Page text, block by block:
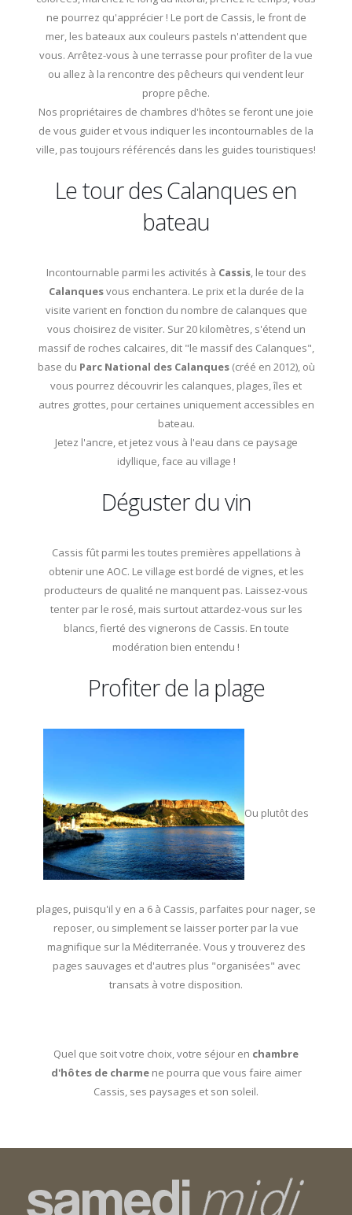
ne pourrez qu'apprécier ! Le port de Cassis, le front de
mer, les bateaux aux couleurs pastels n'attendent que
vous. Arrêtez-vous à une terrasse pour profiter de la vue
ou allez à la rencontre des pêcheurs qui vendent leur
propre pêche.
Nos propriétaires de chambres d'hôtes se feront une joie
de vous guider et vous indiquer les incontournables de la
ville, pas toujours référencés dans les guides touristiques!
Le tour des Calanques en
bateau
Incontournable parmi les activités à Cassis, le tour des
Calanquesvous enchantera. Le prix et la durée de la
visite varient en fonction du nombre de calanques que
vous choisirez de visiter. Sur 20 kilomètres, s'étend un
massif de roches calcaires, dit "le massif des Calanques",
base du Parc National des Calanques (créé en 2012), où
vous pourrez découvrir les calanques, plages, îles et
autres grottes, pour certaines uniquement accessibles en
bateau.
Jetez l'ancre, et jetez vous à l'eau dans ce paysage
idyllique, face au village !
Déguster du vin
Cassis fût parmi les toutes premières appellations à
obtenir une AOC. Le village est bordé de vignes, et les
producteurs de qualité ne manquent pas. Laissez-vous
tenter par le rosé, mais surtout attardez-vous sur les
blancs, fierté des vignerons de Cassis. En toute
modération bien entendu !
Profiter de la plage
Ou plutôt des
plages, puisqu'il y en a 6 à Cassis, parfaites pour nager, se
reposer, ou simplement se laisser porter par la vue
magnifique sur la Méditerranée. Vous y trouverez des
pages sauvages et d'autres plus "organisées" avec
transats à votre disposition.
Quel que soit votre choix, votre séjour en chambre
d'hôtes de charme ne pourra que vous faire aimer
Cassis, ses paysages et son soleil.